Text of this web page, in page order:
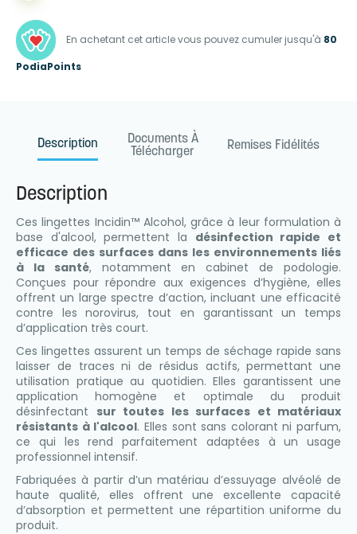
En achetant cet article vous pouvez cumuler jusqu'à 80
PodiaPoints
Description
Documents À
Télécharger
Remises Fidélités
Description
Ces lingettes Incidin™ Alcohol, grâce à leur formulation à
base d'alcool, permettent la désinfection rapide et
efficace des surfaces dans les environnements liés
à la santé, notamment en cabinet de podologie.
Conçues pour répondre aux exigences d’hygiène, elles
offrent un large spectre d’action, incluant une efficacité
contre les norovirus, tout en garantissant un temps
d’application très court.
Ces lingettes assurent un temps de séchage rapide sans
laisser de traces ni de résidus actifs, permettant une
utilisation pratique au quotidien. Elles garantissent une
application homogène et optimale du produit
désinfectant sur toutes les surfaces et matériaux
résistants à l'alcool. Elles sont sans colorant ni parfum,
ce qui les rend parfaitement adaptées à un usage
professionnel intensif.
Fabriquées à partir d’un matériau d’essuyage alvéolé de
haute qualité, elles offrent une excellente capacité
d’absorption et permettent une répartition uniforme du
produit.